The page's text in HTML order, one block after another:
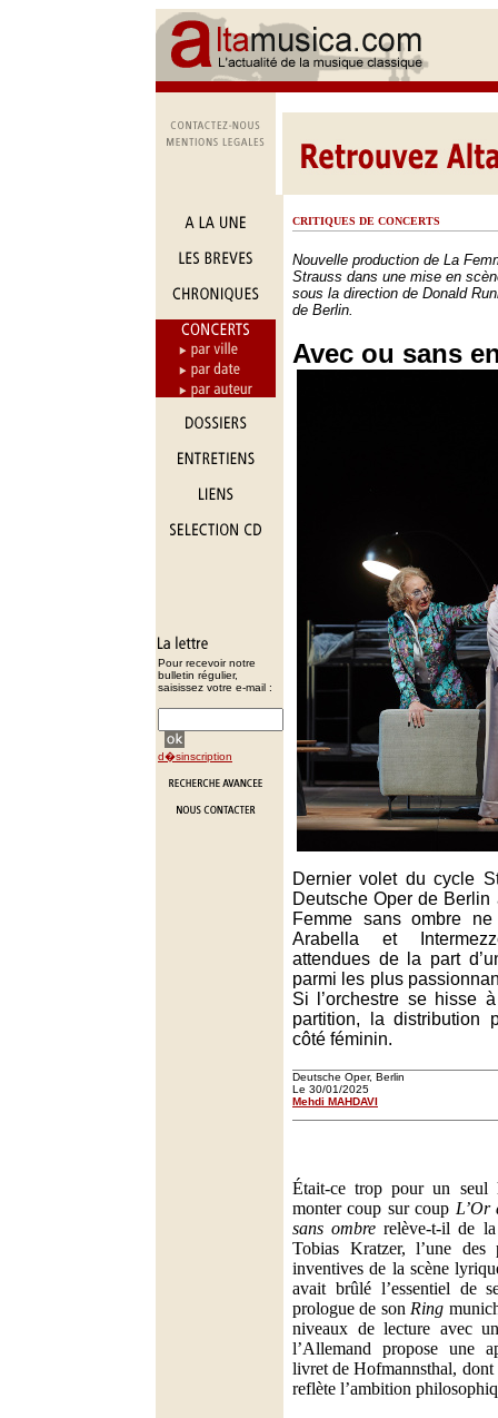
Pour recevoir notre
bulletin régulier,
saisissez votre e-mail :
d�sinscription
CRITIQUES DE CONCERTS
Nouvelle production de La
Strauss dans une mise en
sous la direction de Donald
de Berlin.
Avec ou sans
Dernier volet du cycle
Deutsche Oper de Berlin
Femme sans ombre
Arabella et
attendues de la part
parmi les plus
Si l’orchestre se hisse
partition, la distribution
côté féminin.
Deutsche Oper, Berlin
Le 30/01/2025
Mehdi MAHDAVI
Était-ce trop pour un seul
monter coup sur coup L’Or
sans ombre relève-t-il de
Tobias Kratzer, l’une des
inventives de la scène
avait brûlé l’essentiel de
prologue de son Ring
niveaux de lecture avec
l’Allemand propose une
livret de Hofmannsthal, dont
reflète l’ambition